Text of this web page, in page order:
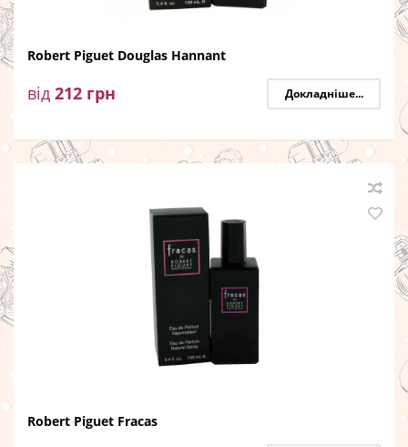
Robert Piguet Douglas Hannant
від 212 грн Докладніше...
Robert Piguet Fracas